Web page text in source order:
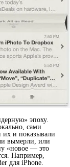
эпоху.
сами
их и показывали
вымерли, или
«новое — это
Например,
для iPhone.